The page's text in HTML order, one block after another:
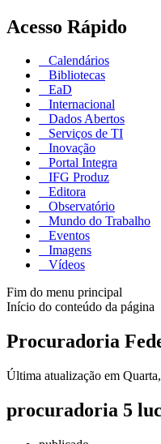
Acesso Rápido
Calendários
Bibliotecas
EaD
Internacional
Dados Abertos
Serviços de TI
Inovação
Portal Integra
IFG Produz
Editora
Observatório
Mundo do Trabalho
Eventos
Imagens
Vídeos
Fim do menu principal
Início do conteúdo da página
Procuradoria
Última atualização em
procuradoria 5